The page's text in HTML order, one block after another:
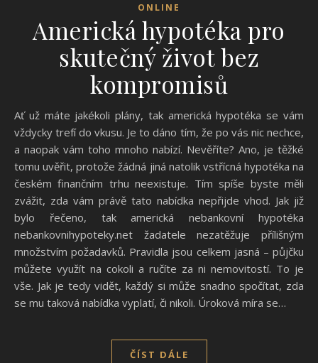
ONLINE
Americká hypotéka pro
skutečný život bez
kompromisů
Ať už máte jakékoli plány, tak americká hypotéka se vám
vždycky trefí do vkusu. Je to dáno tím, že po vás nic nechce,
a naopak vám toho mnoho nabízí. Nevěříte? Ano, je těžké
tomu uvěřit, protože žádná jiná natolik vstřícná hypotéka na
českém finančním trhu neexistuje. Tím spíše byste měli
zvážit, zda vám právě tato nabídka nepřijde vhod. Jak již
bylo řečeno, tak americká nebankovní hypotéka
nebankovnihypoteky.net žadatele nezatěžuje přílišným
množstvím požadavků. Pravidla jsou celkem jasná – půjčku
můžete využít na cokoli a ručíte za ni nemovitostí. To je
vše. Jak je tedy vidět, každý si může snadno spočítat, zda
se mu taková nabídka vyplatí, či nikoli. Úroková míra se…
ČÍST DÁLE